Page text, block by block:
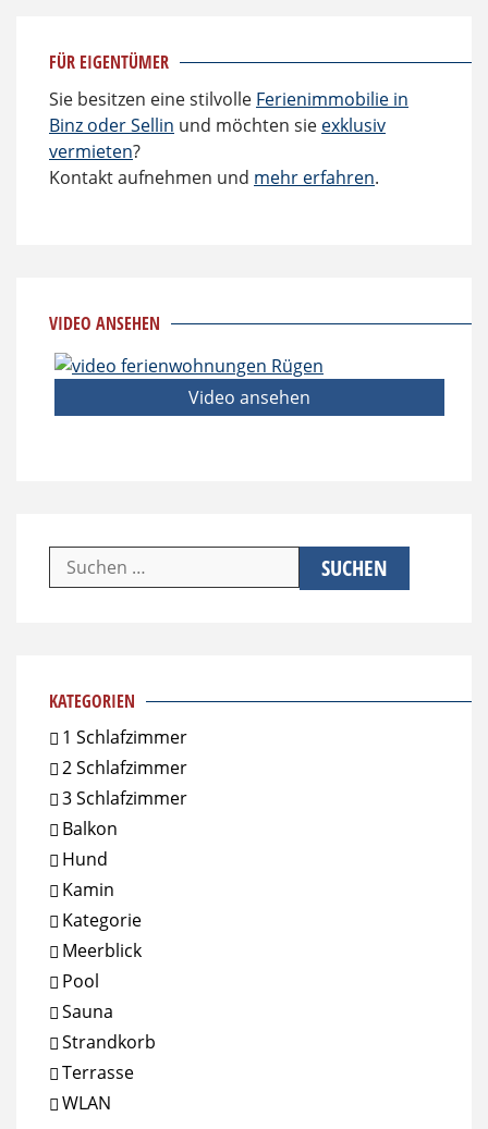
FÜR EIGENTÜMER
Sie besitzen eine stilvolle Ferienimmobilie in
Binz oder Sellin und möchten sie exklusiv
vermieten?
Kontakt aufnehmen und mehr erfahren.
VIDEO ANSEHEN
Video ansehen
Suchen
nach:
KATEGORIEN
1 Schlafzimmer
2 Schlafzimmer
3 Schlafzimmer
Balkon
Hund
Kamin
Kategorie
Meerblick
Pool
Sauna
Strandkorb
Terrasse
WLAN